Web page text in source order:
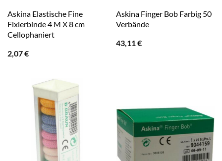
Askina Elastische Fine
Fixierbinde 4 M X 8 cm
Cellophaniert
2,07€
Askina Finger Bob Farbig 50
Verbände
43,11 €